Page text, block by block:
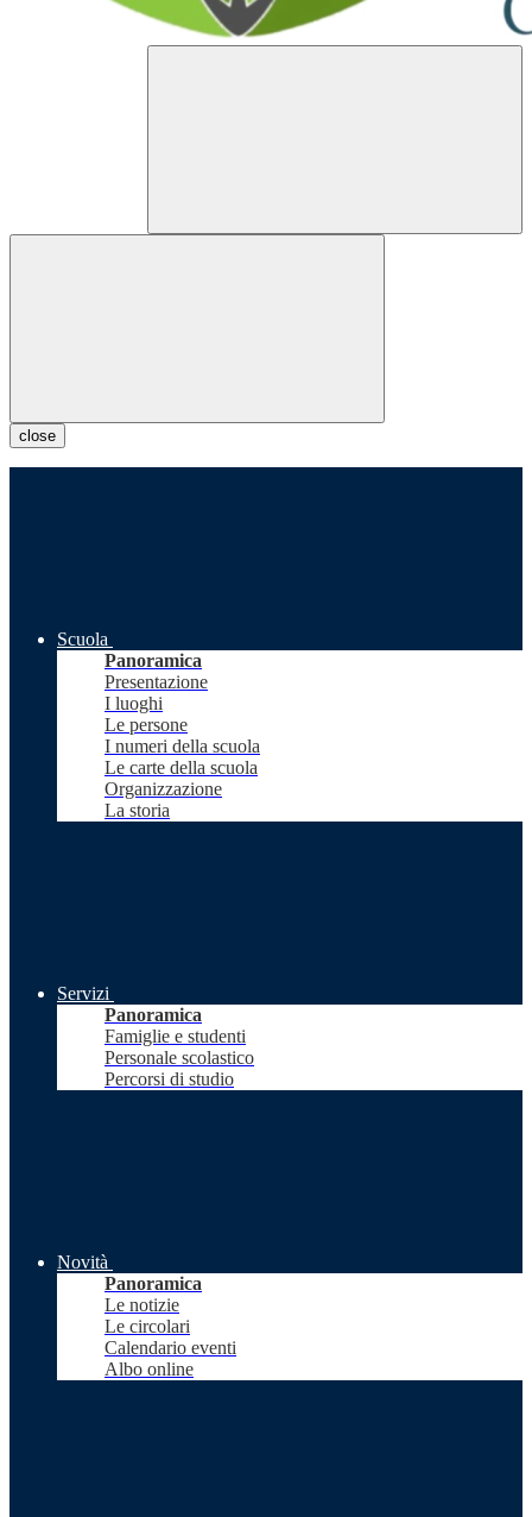
close
Scuola
Panoramica
Presentazione
I luoghi
Le persone
I numeri della scuola
Le carte della scuola
Organizzazione
La storia
Servizi
Panoramica
Famiglie e studenti
Personale scolastico
Percorsi di studio
Novità
Panoramica
Le notizie
Le circolari
Calendario eventi
Albo online